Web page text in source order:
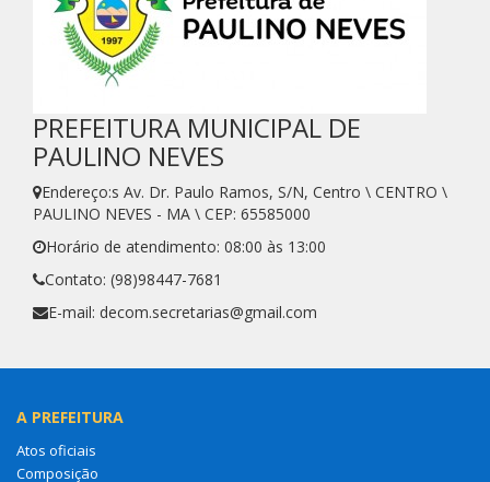
PREFEITURA MUNICIPAL DE
PAULINO NEVES
Endereço:s Av. Dr. Paulo Ramos, S/N, Centro \ CENTRO \
PAULINO NEVES - MA \ CEP: 65585000
Horário de atendimento: 08:00 às 13:00
Contato: (98)98447-7681
E-mail: decom.secretarias@gmail.com
A PREFEITURA
Atos oficiais
Composição